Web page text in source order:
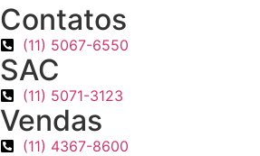
Contatos
(11) 5067-6550
SAC
(11) 5071-3123
Vendas
(11) 4367-8600